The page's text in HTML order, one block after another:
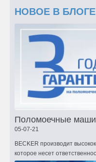
НОВОЕ В БЛОГЕ
Поломоечные
05-07-21
BECKER производит
которое несет